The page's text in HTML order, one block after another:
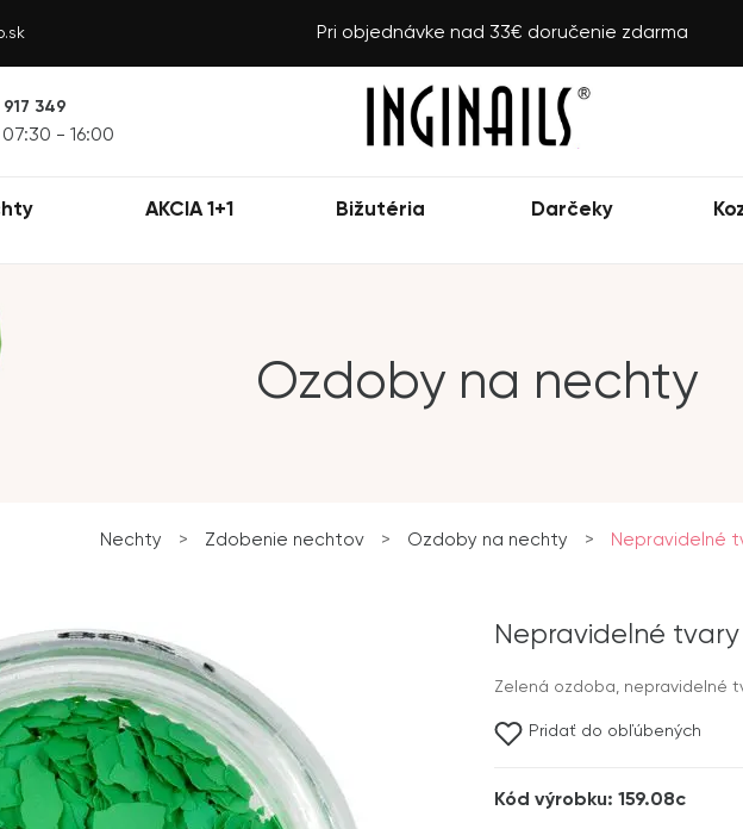
Pri objednávke nad 33€ doručenie zdarma
917 349
- 16:00
AKCIA 1+1 Bižutéria Darčeky
Ozdoby na nechty
Nechty > Zdobenie nechtov > Ozdoby na nechty > Nepravidelné
Nepravidelné
Zelená ozdoba, nepravidelné
Pridať do obľúbených
Kód výrobku: 159.08c